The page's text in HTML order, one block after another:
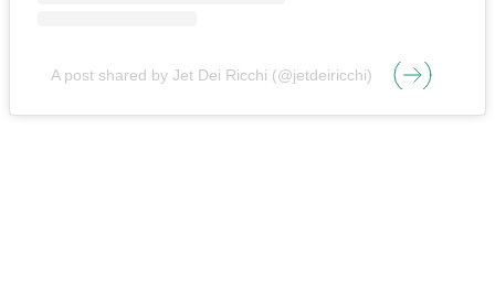
A post shared by Jet Dei Ricchi (@jetdeiricchi)